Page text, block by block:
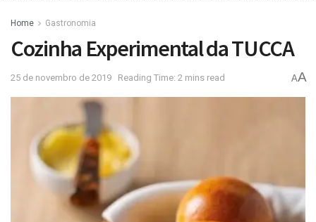
Home Gastronomia
Cozinha Experimental da TUCCA
25 de novembro de 2019 Reading Time: 2 mins read AA